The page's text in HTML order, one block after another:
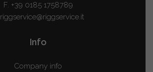
F. +39 0185 1758789
riggservice@riggservice.it
Info
Company info